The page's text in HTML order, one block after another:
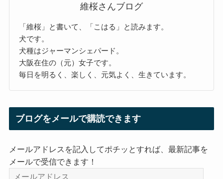
維桜さんブログ
「維桜」と書いて、「こはる」と読みます。
犬です。
犬種はジャーマンシェパード。
大阪在住の（元）女子です。
毎日を明るく、楽しく、元気よく、生きています。
ブログをメールで購読できます
メールアドレスを記入してポチッとすれば、最新記事を
メールで受信できます！
メ